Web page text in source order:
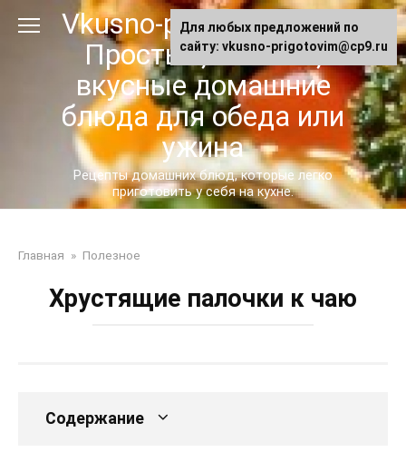
Vkusno-prigotovim.ru -
Простые, сытные,
вкусные домашние
блюда для обеда или
ужина
Рецепты домашних блюд, которые легко
приготовить у себя на кухне.
Главная » Полезное
Хрустящие палочки к чаю
Содержание
Для любых предложений по
сайту: vkusno-prigotovim@cp9.ru